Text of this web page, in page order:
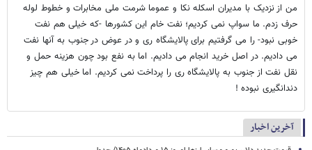
من از نزدیک با مدیران اسکله نکا و عموما شرمت ملی مخابرات و خطوط لوله
حرف زدم. ما سواپ نمی کردیم؛ نفت خام این کشورها -که خیلی هم نفت
خوبی نبود- را می گرفتیم برای پالایشگاه ری و در عوض در جنوب به آنها نفت
می دادیم. در اصل خرید انجام می دادیم. اما به نفع بود چون هزینه حمل و
نقل نفت از جنوب به پالایشگاه ری را پرداخت نمی کردیم. اما خیلی هم چیز
دندانگیری نبوده !
آخرین اخبار